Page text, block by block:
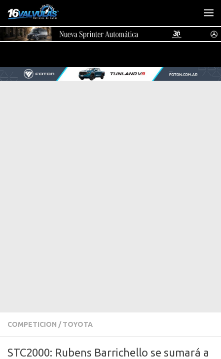
Saltar al contenido
COMPETICION / TOYOTA
STC2000: Rubens Barrichello se sumará a